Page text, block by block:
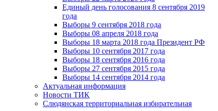
Единый день голосования 8 сентября 2019
года
Выборы 9 сентября 2018 года
Выборы 08 апреля 2018 года
Выборы 18 марта 2018 года Президент РФ
Выборы 10 сентября 2017 года
Выборы 18 сентября 2016 года
Выборы 27 сентября 2015 года
Выборы 14 сентября 2014 года
Актуальная информация
Новости ТИК
Слюдянская территориальная избирательная